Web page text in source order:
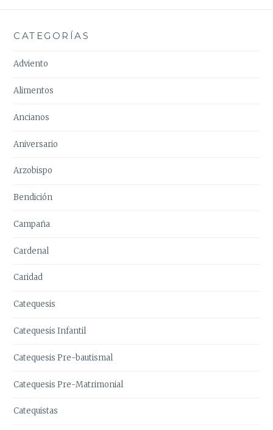
CATEGORÍAS
Adviento
Alimentos
Ancianos
Aniversario
Arzobispo
Bendición
Campaña
Cardenal
Caridad
Catequesis
Catequesis Infantil
Catequesis Pre-bautismal
Catequesis Pre-Matrimonial
Catequistas